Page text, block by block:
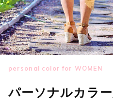
personal color for WOMEN
パーソナルカラ